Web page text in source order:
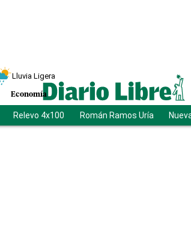
Lluvia Ligera
Economía
Relevo 4x100 Román Ramos Uría